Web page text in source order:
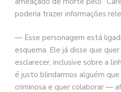
poderia trazer informações
— Esse personagem está
esquema. Ele já disse que
esclarecer, inclusive sobre a
é justo blindarmos alguém
criminosa e quer colaborar —